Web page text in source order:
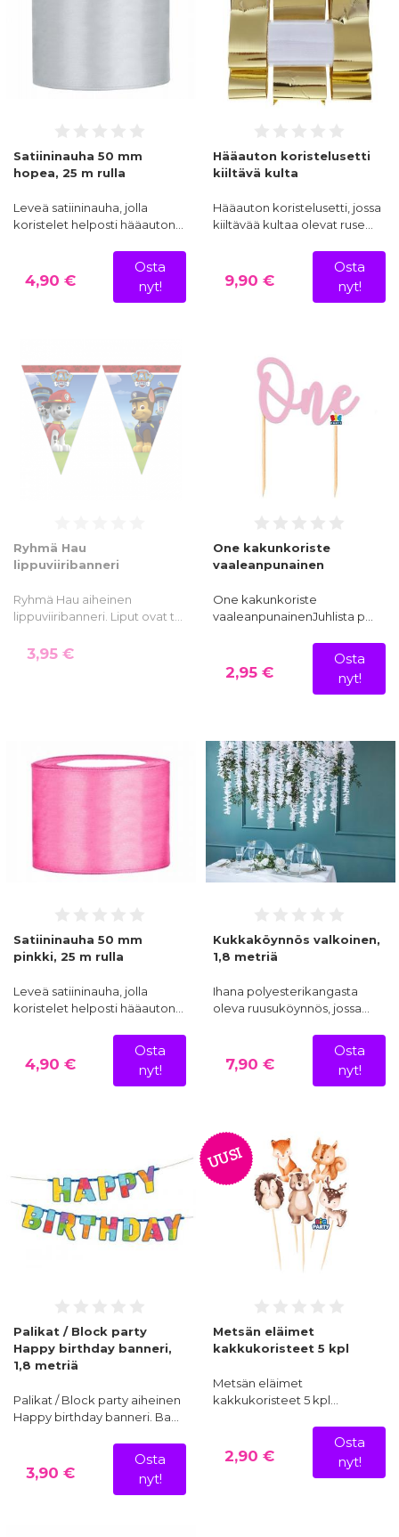
Satiininauha 50 mm
hopea, 25 m rulla
Leveä satiininauha, jolla
koristelet helposti hääauton…
4,90 €
Osta
nyt!
Hääauton koristelusetti
kiiltävä kulta
Hääauton koristelusetti, jossa
kiiltävää kultaa olevat ruse…
9,90 €
Osta
nyt!
Ryhmä Hau
lippuviiribanneri
Ryhmä Hau aiheinen
lippuviiribanneri. Liput ovat t…
3,95 €
One kakunkoriste
vaaleanpunainen
One kakunkoriste
vaaleanpunainenJuhlista p…
2,95 €
Osta
nyt!
Satiininauha 50 mm
pinkki, 25 m rulla
Leveä satiininauha, jolla
koristelet helposti hääauton…
4,90 €
Osta
nyt!
Kukkaköynnös valkoinen,
1,8 metriä
Ihana polyesterikangasta
oleva ruusuköynnös, jossa…
7,90 €
Osta
nyt!
Palikat / Block party
Happy birthday banneri,
1,8 metriä
Palikat / Block party aiheinen
Happy birthday banneri. Ba…
3,90 €
Osta
nyt!
UUSI
Metsän eläimet
kakkukoristeet 5 kpl
Metsän eläimet
kakkukoristeet 5 kpl…
2,90 €
Osta
nyt!